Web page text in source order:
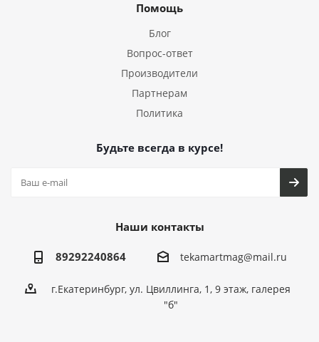
Помощь
Блог
Вопрос-ответ
Производители
Партнерам
Политика
Будьте всегда в курсе!
Наши контакты
89292240864 tekamartmag@mail.ru
г.Екатеринбург, ул. Цвиллинга, 1, 9 этаж, галерея
"б"